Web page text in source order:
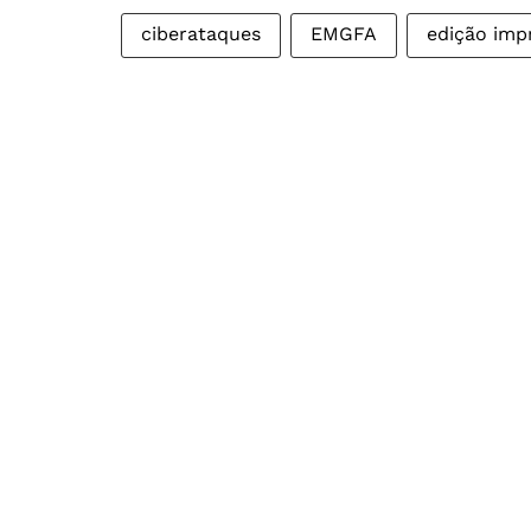
ciberataques EMGFA edição